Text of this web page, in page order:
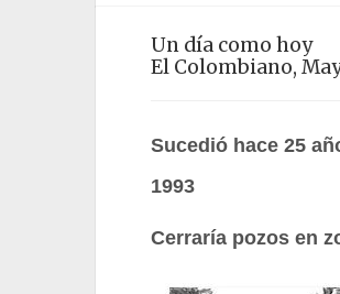
Un día como hoy
El Colombiano,
Sucedió hace 25
1993
Cerraría pozos en